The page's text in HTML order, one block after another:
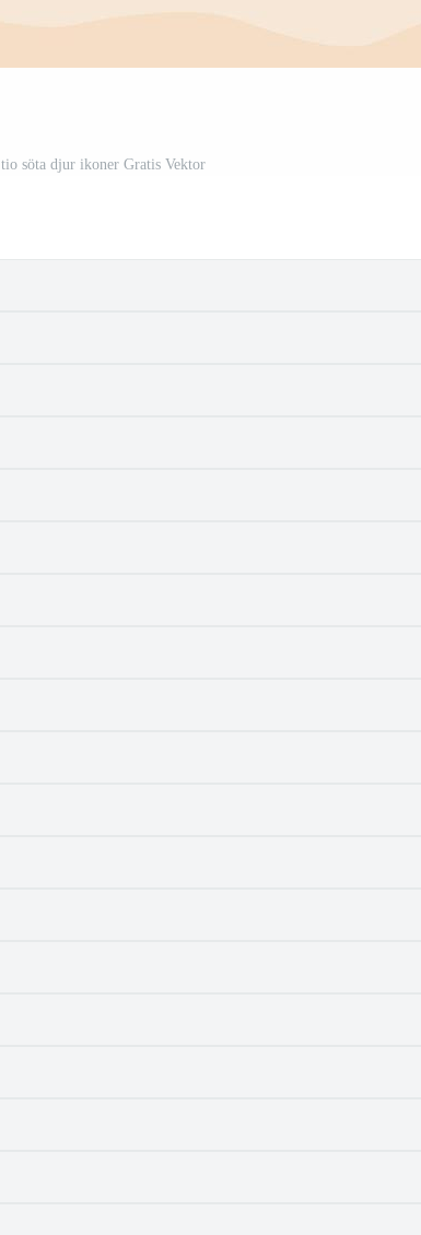
tio söta djur ikoner Gratis Vektor